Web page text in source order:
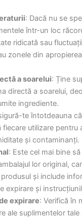
: Dacă nu se
într-un loc
ridicată sau
zonele din
a soarelui: Ține
directă a soarelui,
ingrediente.
te întotdeauna
utilizare pentru
și contaminanți.
: Este cel mai bine
lor original,
și include
expirare și
expirare: Verifică în
ale suplimentelor